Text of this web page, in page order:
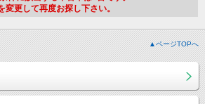
変更して再度お探し下さい。
▲ページTOPへ